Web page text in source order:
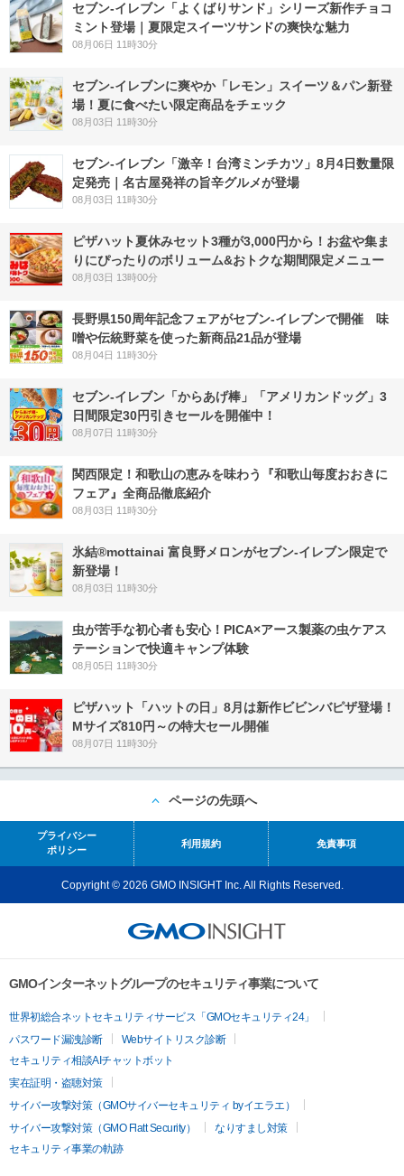
セブン‐イレブン「よくばりサンド」シリーズ新作チョコ
ミント登場｜夏限定スイーツサンドの爽快な魅力
08月06日 11時30分
セブン‐イレブンに爽やか「レモン」スイーツ＆パン新登
場！夏に食べたい限定商品をチェック
08月03日 11時30分
セブン-イレブン「激辛！台湾ミンチカツ」8月4日数量限
定発売｜名古屋発祥の旨辛グルメが登場
08月03日 11時30分
ピザハット夏休みセット3種が3,000円から！お盆や集ま
りにぴったりのボリューム&おトクな期間限定メニュー
08月03日 13時00分
長野県150周年記念フェアがセブン-イレブンで開催 味
噌や伝統野菜を使った新商品21品が登場
08月04日 11時30分
セブン‐イレブン「からあげ棒」「アメリカンドッグ」3
日間限定30円引きセールを開催中！
08月07日 11時30分
関西限定！和歌山の恵みを味わう『和歌山毎度おおきに
フェア』全商品徹底紹介
08月03日 11時30分
氷結®mottainai 富良野メロンがセブン‐イレブン限定で
新登場！
08月03日 11時30分
虫が苦手な初心者も安心！PICA×アース製薬の虫ケアス
テーションで快適キャンプ体験
08月05日 11時30分
ピザハット「ハットの日」8月は新作ビビンバピザ登場！
Mサイズ810円～の特大セール開催
08月07日 11時30分
ページの先頭へ
プライバシー
ポリシー
利用規約 免責事項
Copyright © 2026 GMO INSIGHT Inc. All Rights Reserved.
GMOインターネットグループのセキュリティ事業について
世界初総合ネットセキュリティサービス「GMOセキュリティ24」
パスワード漏洩診断
Webサイトリスク診断
セキュリティ相談AIチャットボット
実在証明・盗聴対策
サイバー攻撃対策（GMOサイバーセキュリティ byイエラエ）
サイバー攻撃対策（GMO Flatt Security）
なりすまし対策
セキュリティ事業の軌跡